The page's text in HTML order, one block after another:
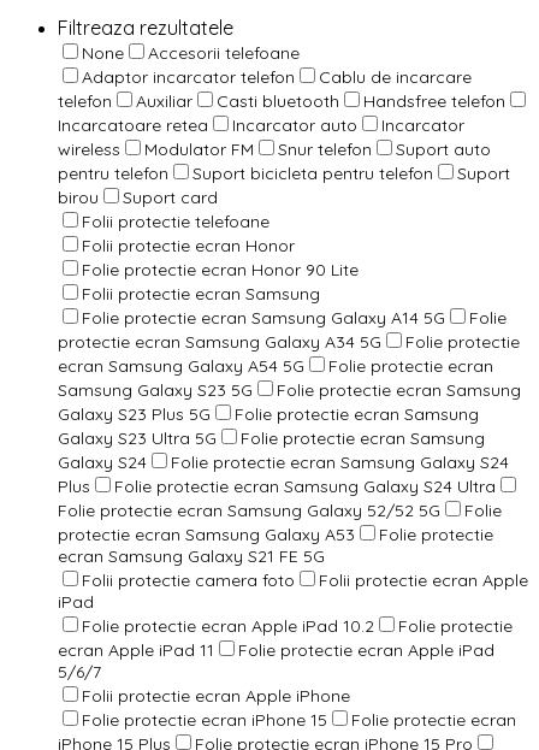
Filtreaza rezultatele
None
Accesorii telefoane
Adaptor incarcator telefon
Cablu de incarcare
telefon
Auxiliar Casti bluetooth
Handsfree telefon
Incarcatoare retea
Incarcator auto
Incarcator
wireless
Modulator FM Snur telefon
Suport auto
pentru telefon
Suport bicicleta pentru telefon
Suport
birou
Suport card
Folii protectie telefoane
Folii protectie ecran Honor
Folie protectie ecran Honor 90 Lite
Folii protectie ecran Samsung
Folie protectie ecran Samsung Galaxy A14 5G
Folie
protectie ecran Samsung Galaxy A34 5G
Folie protectie
ecran Samsung Galaxy A54 5G
Folie protectie ecran
Samsung Galaxy S23 5G
Folie protectie ecran Samsung
Galaxy S23 Plus 5G
Folie protectie ecran Samsung
Galaxy S23 Ultra 5G
Folie protectie ecran Samsung
Galaxy S24
Folie protectie ecran Samsung Galaxy S24
Plus
Folie protectie ecran Samsung Galaxy S24 Ultra
Folie protectie ecran Samsung Galaxy 52/52 5G
Folie
protectie ecran Samsung Galaxy A53
Folie protectie
ecran Samsung Galaxy S21 FE 5G
Folii protectie camera foto
Folii protectie ecran Apple
iPad
Folie protectie ecran Apple iPad 10.2
Folie protectie
ecran Apple iPad 11
Folie protectie ecran Apple iPad
5/6/7
Folii protectie ecran Apple iPhone
Folie protectie ecran iPhone 15
Folie protectie ecran
iPhone 15 Plus
Folie protectie ecran iPhone 15 Pro